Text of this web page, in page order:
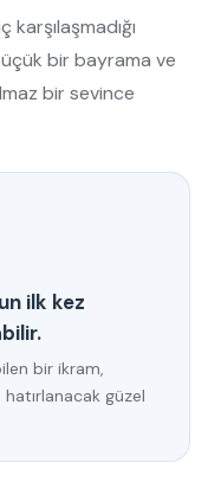
bir bayrama ve
bir sevince
ilk kez
bir ikram,
hatırlanacak güzel